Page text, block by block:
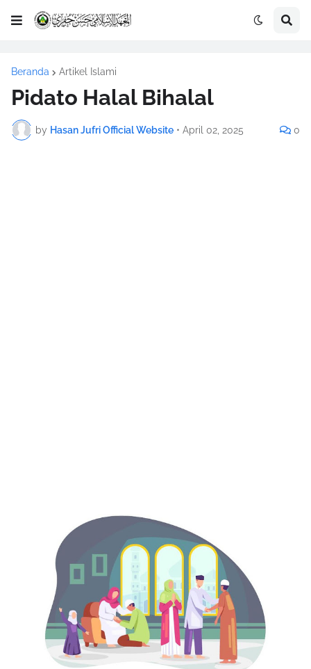
Beranda Artikel Islami
Pidato Halal Bihalal
by Hasan Jufri Official Website • April 02, 2025 0